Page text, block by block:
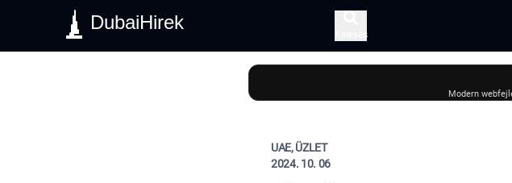
DubaiHirek
Keresés
Modern
UAE, ÜZLET
2024. 10. 06